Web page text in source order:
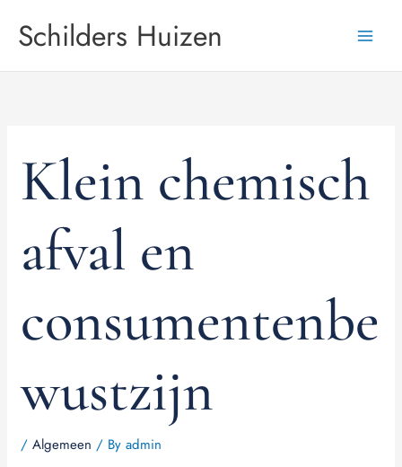
contentSchilders Huizen
Klein chemisch
afval en
consumentenbe
wustzijn
/Algemeen / Byadmin